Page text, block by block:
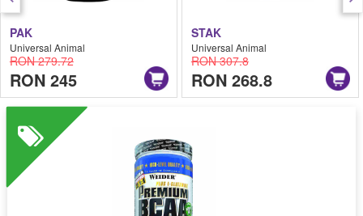
PAK
Universal Animal
RON 279.72
RON 245
STAK
Universal Animal
RON 307.8
RON 268.8